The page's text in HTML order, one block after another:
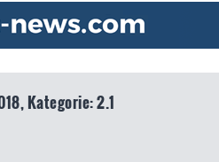
Kategorie: 2.1